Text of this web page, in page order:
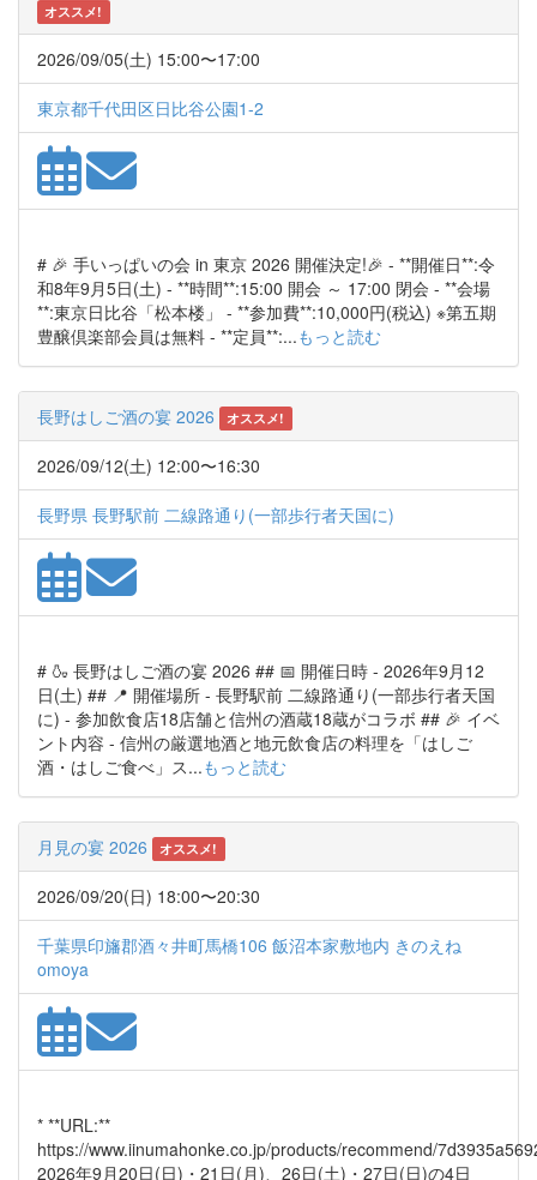
オススメ!
2026/09/05(土) 15:00〜17:00
東京都千代田区日比谷公園1-2
# 🎉 手いっぱいの会 in 東京 2026 開催決定!🎉 - **開催日**:令
和8年9月5日(土) - **時間**:15:00 開会 ～ 17:00 閉会 - **会場
**:東京日比谷「松本楼」 - **参加費**:10,000円(税込) ※第五期
豊醸倶楽部会員は無料 - **定員**:...もっと読む
長野はしご酒の宴 2026 オススメ!
2026/09/12(土) 12:00〜16:30
長野県 長野駅前 二線路通り(一部歩行者天国に)
# 🍶 長野はしご酒の宴 2026 ## 📅 開催日時 - 2026年9月12
日(土) ## 📍 開催場所 - 長野駅前 二線路通り(一部歩行者天国
に) - 参加飲食店18店舗と信州の酒蔵18蔵がコラボ ## 🎉 イベ
ント内容 - 信州の厳選地酒と地元飲食店の料理を「はしご
酒・はしご食べ」ス...もっと読む
月見の宴 2026 オススメ!
2026/09/20(日) 18:00〜20:30
千葉県印旛郡酒々井町馬橋106 飯沼本家敷地内 きのえね
omoya
* **URL:**
https://www.iinumahonke.co.jp/products/recommend/
2026年9月20日(日)・21日(月)、26日(土)・27日(日)の4日